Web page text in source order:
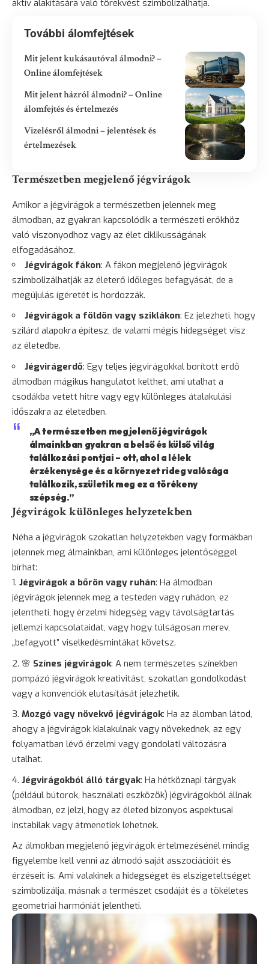
aktív alakítására való törekvést szimbolizálhatja.
További álomfejtések
Mit jelent kukásautóval álmodni? –
Online álomfejtések
Mit jelent házról álmodni? – Online
álomfejtés és értelmezés
Vizelésről álmodni – jelentések és
értelmezések
Természetben megjelenő jégvirágok
Amikor a jégvirágok a természetben jelennek meg
álmodban, az gyakran kapcsolódik a természeti erőkhöz
való viszonyodhoz vagy az élet ciklikusságának
elfogadásához.
Jégvirágok fákon: A fákon megjelenő jégvirágok
szimbolizálhatják az életerő időleges befagyását, de a
megújulás ígéretét is hordozzák.
Jégvirágok a földön vagy sziklákon: Ez jelezheti, hogy
szilárd alapokra építesz, de valami mégis hidegséget visz
az életedbe.
Jégvirágerdő: Egy teljes jégvirágokkal borított erdő
álmodban mágikus hangulatot kelthet, ami utalhat a
csodákba vetett hitre vagy egy különleges átalakulási
időszakra az életedben.
„A természetben megjelenő jégvirágok
álmainkban gyakran a belső és külső világ
találkozási pontjai – ott, ahol a lélek
érzékenysége és a környezet rideg valósága
találkozik, születik meg ez a törékeny
szépség.”
Jégvirágok különleges helyzetekben
Néha a jégvirágok szokatlan helyzetekben vagy formákban
jelennek meg álmainkban, ami különleges jelentőséggel
bírhat:
Jégvirágok a bőrön vagy ruhán: Ha álmodban
jégvirágok jelennek meg a testeden vagy ruhádon, ez
jelentheti, hogy érzelmi hidegség vagy távolságtartás
jellemzi kapcsolataidat, vagy hogy túlságosan merev,
„befagyott” viselkedésmintákat követsz.
🌸 Színes jégvirágok: A nem természetes színekben
pompázó jégvirágok kreativitást, szokatlan gondolkodást
vagy a konvenciók elutasítását jelezhetik.
Mozgó vagy növekvő jégvirágok: Ha az álomban látod,
ahogy a jégvirágok kialakulnak vagy növekednek, az egy
folyamatban lévő érzelmi vagy gondolati változásra
utalhat.
Jégvirágokból álló tárgyak: Ha hétköznapi tárgyak
(például bútorok, használati eszközök) jégvirágokból állnak
álmodban, ez jelzi, hogy az életed bizonyos aspektusai
instabilak vagy átmenetiek lehetnek.
Az álmokban megjelenő jégvirágok értelmezésénél mindig
figyelembe kell venni az álmodó saját asszociációit és
érzéseit is. Ami valakinek a hidegséget és elszigeteltséget
szimbolizálja, másnak a természet csodáját és a tökéletes
geometriai harmóniát jelentheti.